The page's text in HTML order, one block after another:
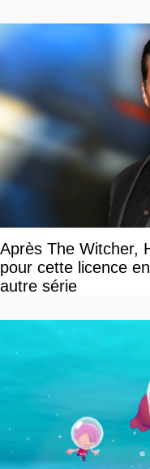
Après The Witcher,
pour cette licence
autre série